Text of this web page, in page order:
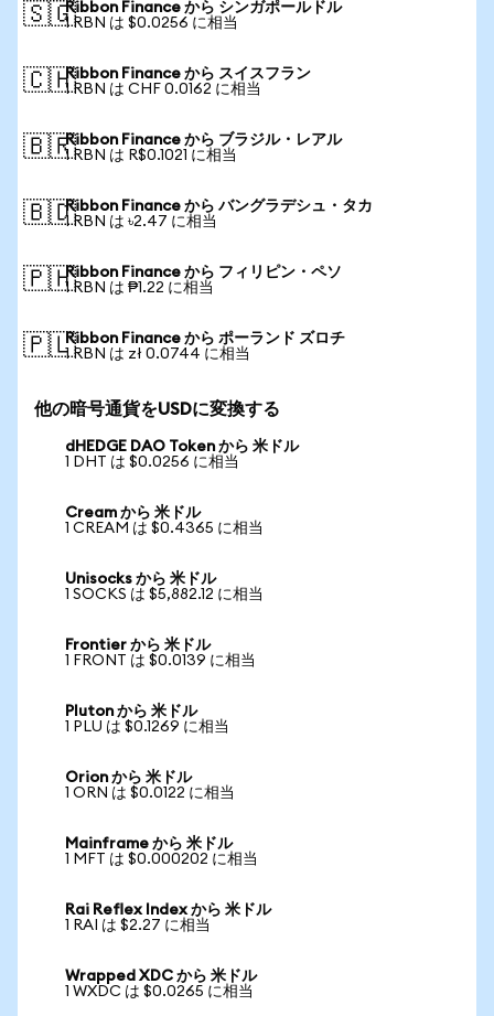
🇸🇬Ribbon Finance から シンガポールドル
1 RBN は $0.0256 に相当
🇨🇭Ribbon Finance から スイスフラン
1 RBN は CHF 0.0162 に相当
🇧🇷Ribbon Finance から ブラジル・レアル
1 RBN は R$0.1021 に相当
🇧🇩Ribbon Finance から バングラデシュ・タカ
1 RBN は ৳2.47 に相当
🇵🇭Ribbon Finance から フィリピン・ペソ
1 RBN は ₱1.22 に相当
🇵🇱Ribbon Finance から ポーランド ズロチ
1 RBN は zł 0.0744 に相当
他の暗号通貨をUSDに変換する
dHEDGE DAO Token から 米ドル
1 DHT は $0.0256 に相当
Cream から 米ドル
1 CREAM は $0.4365 に相当
Unisocks から 米ドル
1 SOCKS は $5,882.12 に相当
Frontier から 米ドル
1 FRONT は $0.0139 に相当
Pluton から 米ドル
1 PLU は $0.1269 に相当
Orion から 米ドル
1 ORN は $0.0122 に相当
Mainframe から 米ドル
1 MFT は $0.000202 に相当
Rai Reflex Index から 米ドル
1 RAI は $2.27 に相当
Wrapped XDC から 米ドル
1 WXDC は $0.0265 に相当